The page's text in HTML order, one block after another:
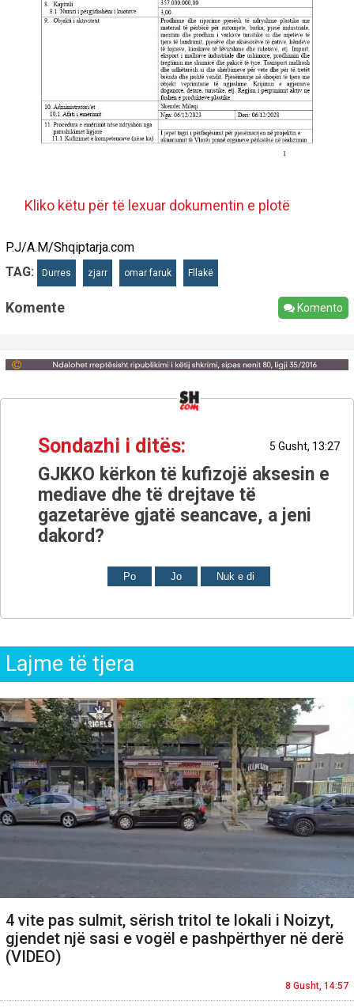
Kliko këtu për të lexuar dokumentin e plotë
P.J/A.M/Shqiptarja.com
TAG:
Durres zjarr omar faruk Fllakë
Komente Komento
Sondazhi i ditës: 5 Gusht, 13:27
GJKKO kërkon të kufizojë aksesin e
mediave dhe të drejtave të
gazetarëve gjatë seancave, a jeni
dakord?
Po Jo Nuk e di
Lajme të tjera
4 vite pas sulmit, sërish tritol te lokali i Noizyt,
gjendet një sasi e vogël e pashpërthyer në derë
(VIDEO)
8 Gusht, 14:57